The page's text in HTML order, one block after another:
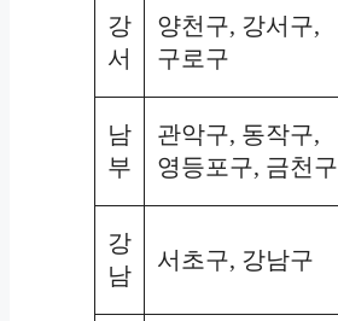
강
서
양천구, 강서구,
구로구
남
부
관악구, 동작구,
영등포구, 금천구
강
남
서초구, 강남구